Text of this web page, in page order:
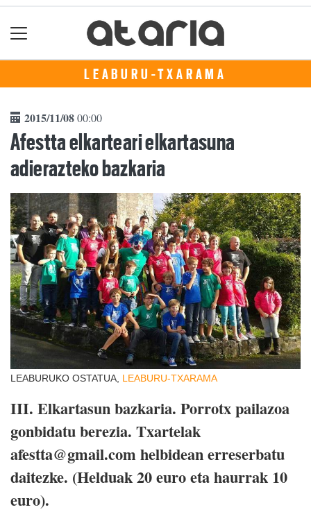
LEABURU-TXARAMA
2015/11/0800:00
Afestta elkarteari elkartasuna
adierazteko bazkaria
LEABURUKO OSTATUA, LEABURU-TXARAMA
III. Elkartasun bazkaria. Porrotx pailazoa
gonbidatu berezia. Txartelak
afestta@gmail.com helbidean erreserbatu
daitezke. (Helduak 20 euro eta haurrak 10
euro).